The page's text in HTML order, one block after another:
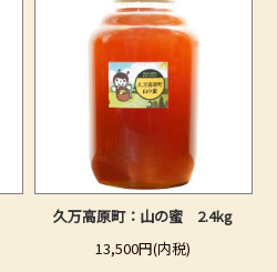
久万高原町：山の蜜 2.4kg
13,500円(内税)